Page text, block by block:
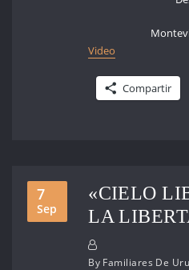
Video
Compartir
7
Sep
«CIELO
LA
By Familiares De